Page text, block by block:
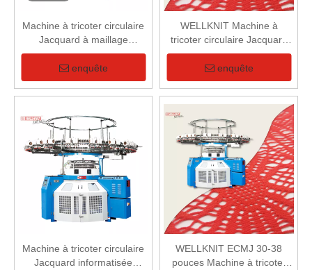
Machine à tricoter circulaire
Jacquard à maillage
informatisé unique
enquête
WELLKNIT Machine à
tricoter circulaire Jacquard
informatisée professionnelle
de haute qualité
enquête
Machine à tricoter circulaire
Jacquard informatisée
WELLKNIT ECMJ 30-38
pouces Machine à tricoter